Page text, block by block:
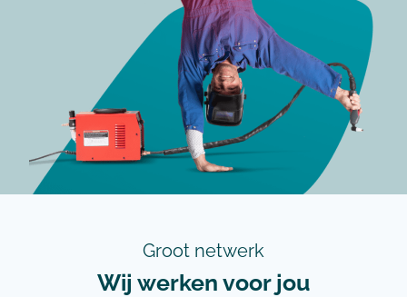
Groot netwerk
Wij werken voor jou